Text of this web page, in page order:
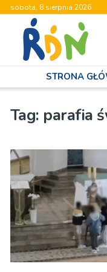
sobota, 8 sierpnia 2026
STRONA
Tag: parafia